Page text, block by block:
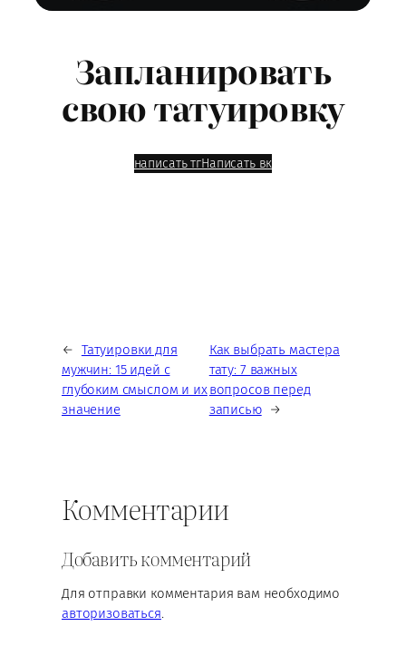
Запланировать
свою татуировку
написать тгНаписать вк
← Татуировки для
мужчин: 15 идей с
глубоким смыслом и их
значение
Как выбрать мастера
тату: 7 важных
вопросов перед
записью →
Комментарии
Добавить комментарий
Для отправки комментария вам необходимо
авторизоваться.